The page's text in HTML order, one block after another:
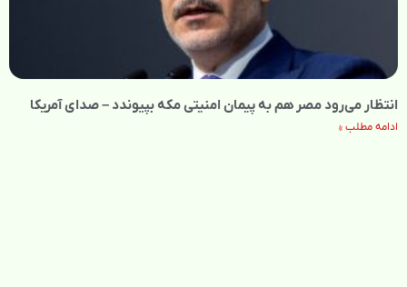
انتظار می‌رود مصر هم به پیمان امنیتی مکه بپیوندد – صدای آمریکا
ادامه مطلب »